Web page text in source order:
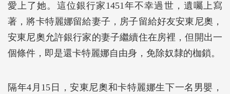
愛上了她。這位銀行家1451年不幸過世，遺囑上寫
著，將卡特麗娜留給妻子，房子留給好友安東尼奧，
安東尼奧允許銀行家的妻子繼續住在房裡，但開出一
個條件，即是還卡特麗娜自由身，免除奴隸的枷鎖。
隔年4月15日，安東尼奧和卡特麗娜生下一名男嬰，